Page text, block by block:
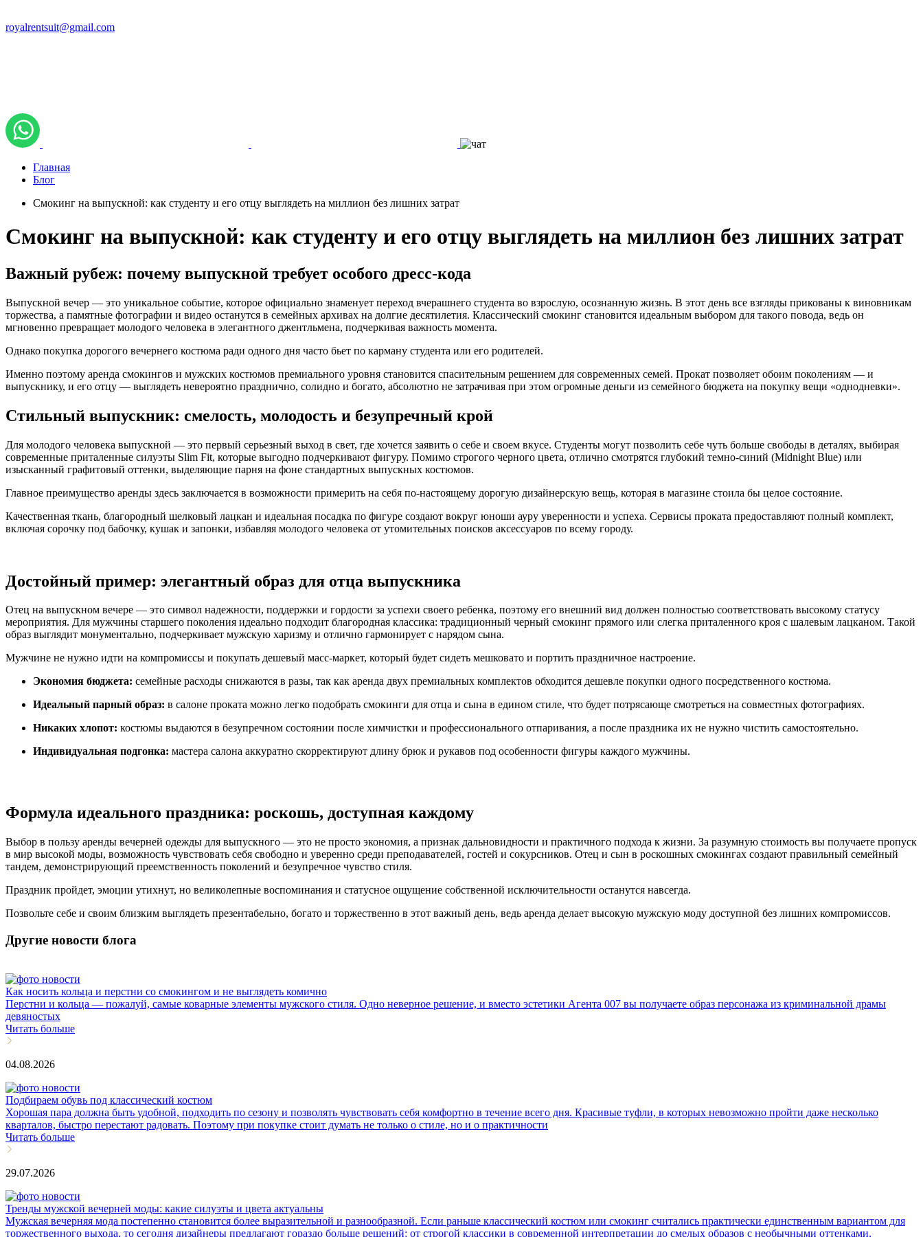
royalrentsuit@gmail.com
Главная
Блог
Смокинг на выпускной: как студенту и его отцу выглядеть на миллион без лишних затрат
Смокинг на выпускной: как студенту и его отцу выглядеть на миллион без лишних затрат
Важный рубеж: почему выпускной требует особого дресс-кода
Выпускной вечер — это уникальное событие, которое официально знаменует переход вчерашнего студента во взрослую, осознанную жизнь. В этот день все взгляды прикованы к виновникам
торжества, а памятные фотографии и видео останутся в семейных архивах на долгие десятилетия. Классический смокинг становится идеальным выбором для такого повода, ведь он
мгновенно превращает молодого человека в элегантного джентльмена, подчеркивая важность момента.
Однако покупка дорогого вечернего костюма ради одного дня часто бьет по карману студента или его родителей.
Именно поэтому аренда смокингов и мужских костюмов премиального уровня становится спасительным решением для современных семей. Прокат позволяет обоим поколениям — и
выпускнику, и его отцу — выглядеть невероятно празднично, солидно и богато, абсолютно не затрачивая при этом огромные деньги из семейного бюджета на покупку вещи «однодневки».
Стильный выпускник: смелость, молодость и безупречный крой
Для молодого человека выпускной — это первый серьезный выход в свет, где хочется заявить о себе и своем вкусе. Студенты могут позволить себе чуть больше свободы в деталях, выбирая
современные приталенные силуэты Slim Fit, которые выгодно подчеркивают фигуру. Помимо строгого черного цвета, отлично смотрятся глубокий темно-синий (Midnight Blue) или
изысканный графитовый оттенки, выделяющие парня на фоне стандартных выпускных костюмов.
Главное преимущество аренды здесь заключается в возможности примерить на себя по-настоящему дорогую дизайнерскую вещь, которая в магазине стоила бы целое состояние.
Качественная ткань, благородный шелковый лацкан и идеальная посадка по фигуре создают вокруг юноши ауру уверенности и успеха. Сервисы проката предоставляют полный комплект,
включая сорочку под бабочку, кушак и запонки, избавляя молодого человека от утомительных поисков аксессуаров по всему городу.
Достойный пример: элегантный образ для отца выпускника
Отец на выпускном вечере — это символ надежности, поддержки и гордости за успехи своего ребенка, поэтому его внешний вид должен полностью соответствовать высокому статусу
мероприятия. Для мужчины старшего поколения идеально подходит благородная классика: традиционный черный смокинг прямого или слегка приталенного кроя с шалевым лацканом. Такой
образ выглядит монументально, подчеркивает мужскую харизму и отлично гармонирует с нарядом сына.
Мужчине не нужно идти на компромиссы и покупать дешевый масс-маркет, который будет сидеть мешковато и портить праздничное настроение.
Экономия бюджета: семейные расходы снижаются в разы, так как аренда двух премиальных комплектов обходится дешевле покупки одного посредственного костюма.
Идеальный парный образ: в салоне проката можно легко подобрать смокинги для отца и сына в едином стиле, что будет потрясающе смотреться на совместных фотографиях.
Никаких хлопот: костюмы выдаются в безупречном состоянии после химчистки и профессионального отпаривания, а после праздника их не нужно чистить самостоятельно.
Индивидуальная подгонка: мастера салона аккуратно скорректируют длину брюк и рукавов под особенности фигуры каждого мужчины.
Формула идеального праздника: роскошь, доступная каждому
Выбор в пользу аренды вечерней одежды для выпускного — это не просто экономия, а признак дальновидности и практичного подхода к жизни. За разумную стоимость вы получаете пропуск
в мир высокой моды, возможность чувствовать себя свободно и уверенно среди преподавателей, гостей и сокурсников. Отец и сын в роскошных смокингах создают правильный семейный
тандем, демонстрирующий преемственность поколений и безупречное чувство стиля.
Праздник пройдет, эмоции утихнут, но великолепные воспоминания и статусное ощущение собственной исключительности останутся навсегда.
Позвольте себе и своим близким выглядеть презентабельно, богато и торжественно в этот важный день, ведь аренда делает высокую мужскую моду доступной без лишних компромиссов.
Другие новости блога
Как носить кольца и перстни со смокингом и не выглядеть комично
Перстни и кольца — пожалуй, самые коварные элементы мужского стиля. Одно неверное решение, и вместо эстетики Агента 007 вы получаете образ персонажа из криминальной драмы
девяностых
Читать больше
04.08.2026
Подбираем обувь под классический костюм
Хорошая пара должна быть удобной, подходить по сезону и позволять чувствовать себя комфортно в течение всего дня. Красивые туфли, в которых невозможно пройти даже несколько
кварталов, быстро перестают радовать. Поэтому при покупке стоит думать не только о стиле, но и о практичности
Читать больше
29.07.2026
Тренды мужской вечерней моды: какие силуэты и цвета актуальны
Мужская вечерняя мода постепенно становится более выразительной и разнообразной. Если раньше классический костюм или смокинг считались практически единственным вариантом для
торжественного выхода, то сегодня дизайнеры предлагают гораздо больше решений: от строгой классики в современной интерпретации до смелых образов с необычными оттенками,